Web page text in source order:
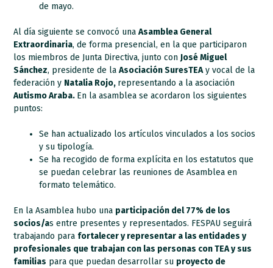
de mayo.
Al día siguiente se convocó unaAsamblea General
Extraordinaria, de forma presencial, en la que participaron
los miembros de Junta Directiva, junto conJosé Miguel
Sánchez, presidente de laAsociación SuresTEAy vocal de la
federación y Natalia Rojo, representando a la asociación
Autismo Araba. En la asamblea se acordaron los siguientes
puntos:
Se han actualizado los artículos vinculados a los socios
y su tipología.
Se ha recogido de forma explícita en los estatutos que
se puedan celebrar las reuniones de Asamblea en
formato telemático.
En la Asamblea hubo una participación del 77% de los
socios/as entre presentes y representados. FESPAU seguirá
trabajando para fortalecer y representar a las entidades y
profesionales que trabajan con las personas con TEA y sus
familias para que puedan desarrollar su proyecto de